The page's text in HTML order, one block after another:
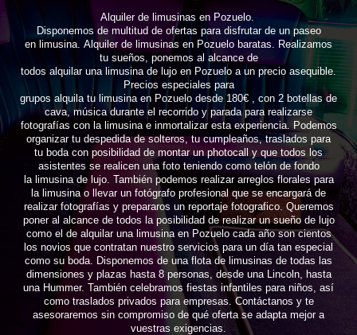
Alquiler de limusinas en Pozuelo.
Disponemos de multitud de ofertas para disfrutar de un paseo
en limusina. Alquiler de limusinas en Pozuelo baratas. Realizamos
tu sueños, ponemos al alcance de
todos alquilar una limusina de lujo en Pozuelo a un precio asequible.
Precios especiales para
grupos alquila tu limusina en Pozuelo desde 180€ , con 2 botellas de
cava, música durante el recorrido y parada para realizarse
fotografías con la limusina e inmortalizar esta experiencia. Podemos
organizar tu despedida de solteros, tu cumpleaños, traslados para
tu boda con posibilidad de montar un photocall y que todos los
asistentes se realicen una foto teniendo como telón de fondo
la limusina de lujo. También podemos realizar arreglos florales para
la limusina o llevar un fotógrafo profesional que se encargará de
realizar fotografías y prepararos un reportaje fotografico. Queremos
poner al alcance de todos la posibilidad de realizar un sueño de lujo
como el de alquilar una limusina en Pozuelo cada año son cientos
los novios que contratan nuestro servicios para un día tan especial
como su boda. Disponemos de una flota de limusinas de todas las
dimensiones y plazas hasta 8 personas, desde una Lincoln, hasta
una Hummer. También celebramos fiestas infantiles para niños, así
como traslados privados para empresas. Contáctanos y te
asesoraremos sin compromiso de qué oferta se adapta mejor a
vuestras exigencias.